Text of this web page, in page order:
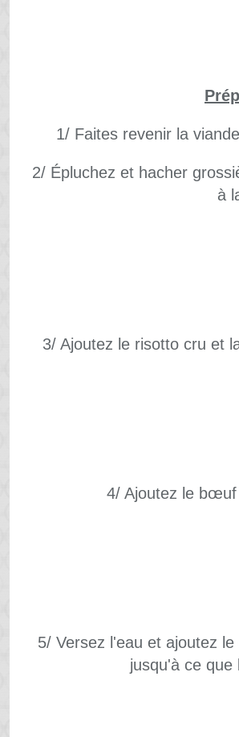
1/ Faites revenir la
2/ Épluchez et hacher
à
3/ Ajoutez le risotto cru et
4/ Ajoutez le bœuf
5/ Versez l'eau et ajoutez
jusqu'à ce que